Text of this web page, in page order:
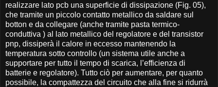
realizzare lato pcb una superficie di dissipazione (Fig. 05),
che tramite un piccolo contatto metallico da saldare sul
botton e da collegare (anche tramite pasta termico-
conduttiva ) al lato metallico del regolatore e del transistor
pnp, dissiperà il calore in eccesso mantenendo la
temperatura sotto controllo (un sistema utile anche a
supportare per tutto il tempo di scarica, l’efficienza di
batterie e regolatore). Tutto ciò per aumentare, per quanto
possibile, la compattezza del circuito che alla fine si ridurrà